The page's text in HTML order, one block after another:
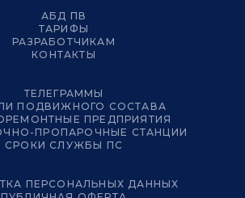
АБД ПВ
ТАРИФЫ
РАЗРАБОТЧИКАМ
КОНТАКТЫ
ТЕЛЕГРАММЫ
ПОДВИЖНОГО СОСТАВА
ПРЕДПРИЯТИЯ
ПРОПАРОЧНЫЕ СТАНЦИИ
СРОКИ СЛУЖБЫ ПС
ПЕРСОНАЛЬНЫХ ДАННЫХ